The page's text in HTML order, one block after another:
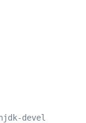
devel